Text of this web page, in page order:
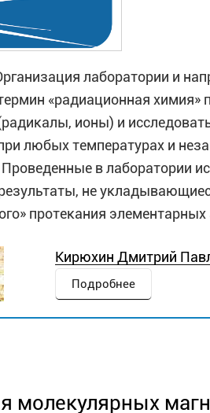
лаборатории и
«радиационная химия»
ионы) и
любых температурах и
в лаборатории
не
протекания
Кирюхин Дмитрий
Подробнее
Подробнее
молекулярных